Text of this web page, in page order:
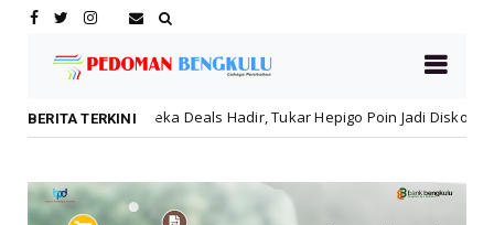
BERITA TERKINI
Hadir, Tukar Hepigo Poin Jadi Diskon Hingga 30 Persen!